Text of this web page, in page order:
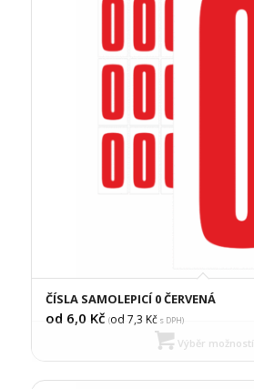
ČÍSLA SAMOLEPICÍ 0 ČERVENÁ
od 6,0 Kč (od 7,3 Kčs DPH)
Výběr možností